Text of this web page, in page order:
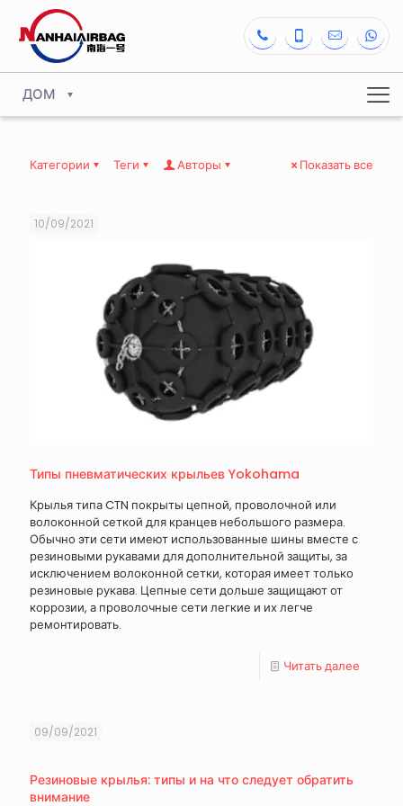
ДОМ
Категории Теги Авторы Показать все
10/09/2021
Типы пневматических крыльев Yokohama
Крылья типа CTN покрыты цепной, проволочной или
волоконной сеткой для кранцев небольшого размера.
Обычно эти сети имеют использованные шины вместе с
резиновыми рукавами для дополнительной защиты, за
исключением волоконной сетки, которая имеет только
резиновые рукава. Цепные сети дольше защищают от
коррозии, а проволочные сети легкие и их легче
ремонтировать.
Читать далее
09/09/2021
Резиновые крылья: типы и на что следует обратить
внимание